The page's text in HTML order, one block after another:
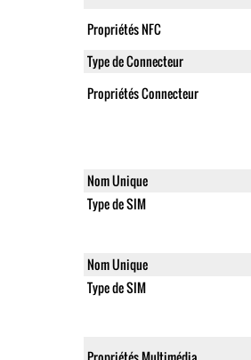
Propriétés NFC
Type de Connecteur
Propriétés Connecteur
Nom Unique
Type de SIM
Nom Unique
Type de SIM